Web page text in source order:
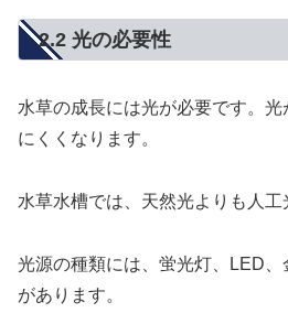
2.2 光の必要性
水草の成長には光が必要です。
にくくなります。
水草水槽では、天然光よりも人工
光源の種類には、蛍光灯、LED
があります。